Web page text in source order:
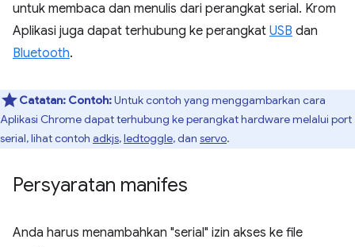
untuk membaca dan menulis dari perangkat serial. Krom
Aplikasi juga dapat terhubung ke perangkat USB dan
Bluetooth.
Catatan: Contoh:Untuk contoh yang menggambarkan cara
Aplikasi Chrome dapat terhubung ke perangkat hardware melalui port
serial, lihat contoh adkjs,ledtoggle, dan servo.
Persyaratan manifes
Anda harus menambahkan "serial" izin akses ke file